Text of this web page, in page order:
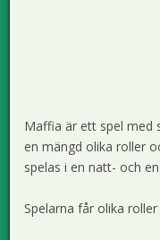
Maffia är ett spel med
en mängd olika roller
spelas i en natt- och
Spelarna får olika